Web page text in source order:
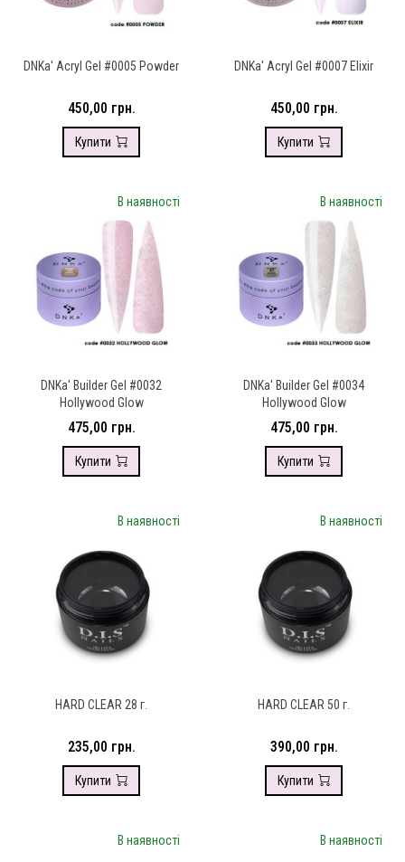
DNKa' Аcryl Gel #0005 Powder
450,00 грн.
Купити
DNKa' Аcryl Gel #0007 Elixir
450,00 грн.
Купити
В наявності
DNKa' Builder Gel #0032
Hollywood Glow
475,00 грн.
Купити
В наявності
DNKa' Builder Gel #0034
Hollywood Glow
475,00 грн.
Купити
В наявності
HARD CLEAR 28 г.
235,00 грн.
Купити
В наявності
HARD CLEAR 50 г.
390,00 грн.
Купити
В наявності В наявності